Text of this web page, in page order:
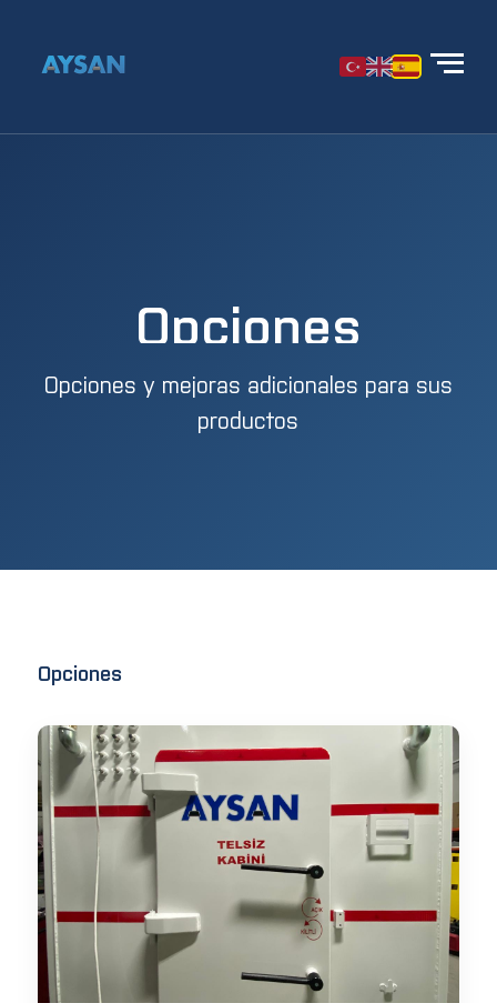
Opciones
Opciones y mejoras adicionales para sus
productos
Opciones